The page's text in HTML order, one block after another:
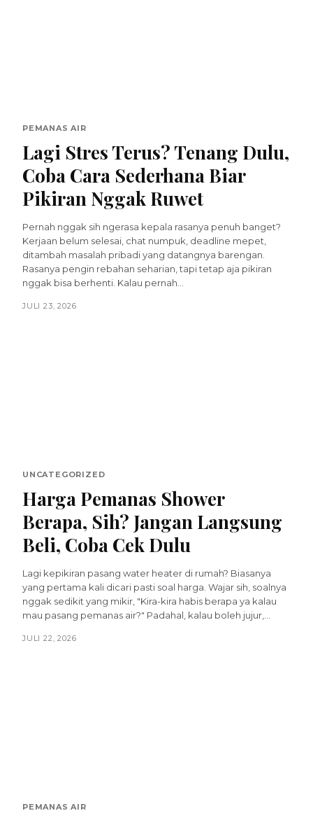
PEMANAS AIR
Lagi Stres Terus? Tenang Dulu,
Coba Cara Sederhana Biar
Pikiran Nggak Ruwet
Pernah nggak sih ngerasa kepala rasanya penuh banget?
Kerjaan belum selesai, chat numpuk, deadline mepet,
ditambah masalah pribadi yang datangnya barengan.
Rasanya pengin rebahan seharian, tapi tetap aja pikiran
nggak bisa berhenti. Kalau pernah...
JULI 23, 2026
UNCATEGORIZED
Harga Pemanas Shower
Berapa, Sih? Jangan Langsung
Beli, Coba Cek Dulu
Lagi kepikiran pasang water heater di rumah? Biasanya
yang pertama kali dicari pasti soal harga. Wajar sih, soalnya
nggak sedikit yang mikir, "Kira-kira habis berapa ya kalau
mau pasang pemanas air?" Padahal, kalau boleh jujur,...
JULI 22, 2026
PEMANAS AIR